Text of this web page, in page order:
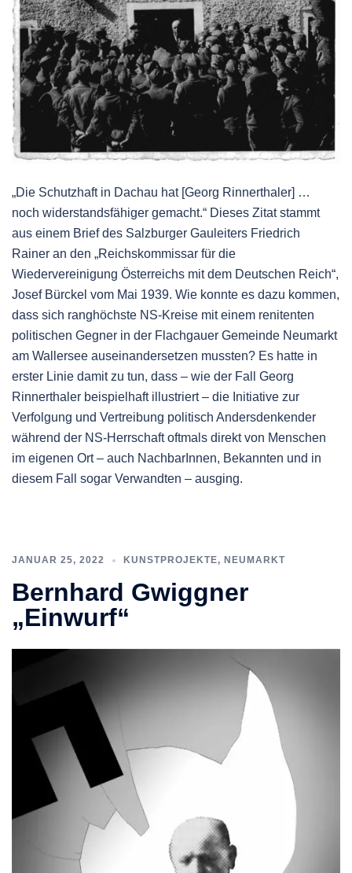
„Die Schutzhaft in Dachau hat [Georg Rinnerthaler] …
noch widerstandsfähiger gemacht.“ Dieses Zitat stammt
aus einem Brief des Salzburger Gauleiters Friedrich
Rainer an den „Reichskommissar für die
Wiedervereinigung Österreichs mit dem Deutschen Reich“,
Josef Bürckel vom Mai 1939. Wie konnte es dazu kommen,
dass sich ranghöchste NS-Kreise mit einem renitenten
politischen Gegner in der Flachgauer Gemeinde Neumarkt
am Wallersee auseinandersetzen mussten? Es hatte in
erster Linie damit zu tun, dass – wie der Fall Georg
Rinnerthaler beispielhaft illustriert – die Initiative zur
Verfolgung und Vertreibung politisch Andersdenkender
während der NS-Herrschaft oftmals direkt von Menschen
im eigenen Ort – auch NachbarInnen, Bekannten und in
diesem Fall sogar Verwandten – ausging.
JANUAR 25, 2022 KUNSTPROJEKTE, NEUMARKT
Bernhard Gwiggner
„Einwurf“